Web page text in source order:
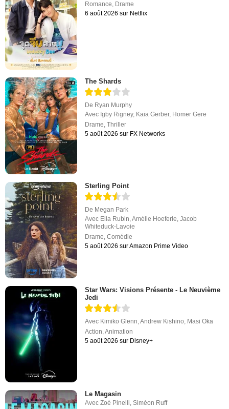
Romance, Drame
6 août 2026 sur Netflix
The Shards
De Ryan Murphy
Avec Igby Rigney, Kaia Gerber, Homer Gere
Drame,Thriller
5 août 2026 sur FX Networks
Sterling Point
De Megan Park
Avec Ella Rubin ,Amélie Hoeferle ,Jacob
Whiteduck-Lavoie
Drame ,Comédie
5 août 2026 sur Amazon Prime Video
Star Wars: Visions Présente - Le Neuvième
Jedi
Avec Kimiko Glenn,Andrew Kishino, Masi Oka
Action,Animation
5 août 2026 sur Disney+
Le Magasin
AvecZoé Pinelli,Siméon Ruff